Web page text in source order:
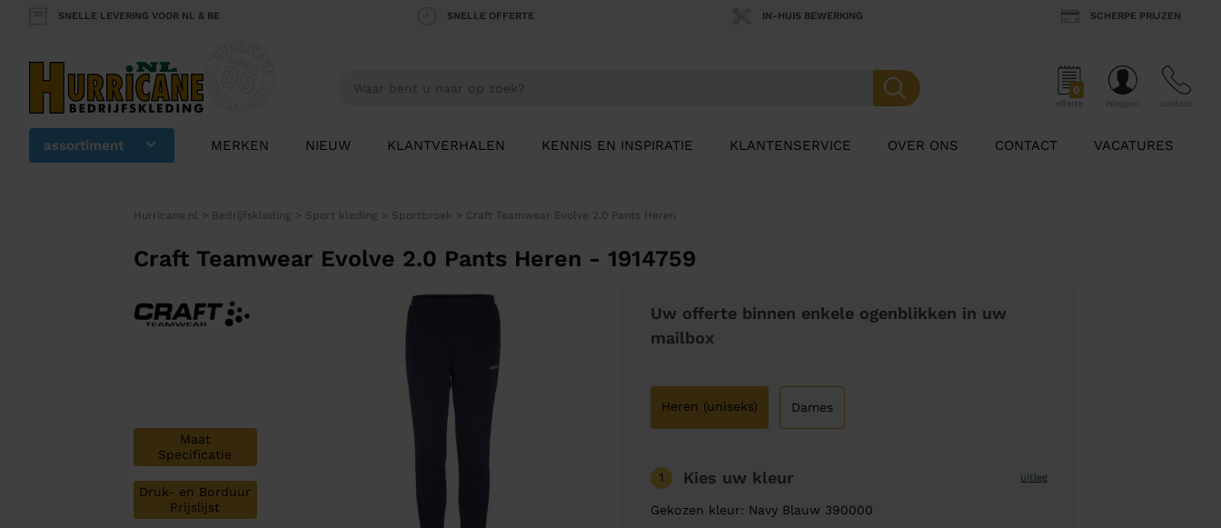
SNELLE LEVERING VOOR NL & BE SNELLE OFFERTE IN-HUIS BEWERKING SCHERPE PRIJZEN
0
offerte inloggen contact
assortiment MERKEN NIEUW KLANTVERHALEN KENNIS EN INSPIRATIE KLANTENSERVICE OVER ONS CONTACT VACATURES
Hurricane.nl > Bedrijfskleding > Sport kleding > Sportbroek > Craft Teamwear Evolve 2.0 Pants Heren
Craft Teamwear Evolve 2.0 Pants Heren - 1914759
Maat
Specificatie
Druk- en Borduur
Prijslijst
Uw offerte binnen enkele ogenblikken in uw
mailbox
Heren (uniseks) Dames
1 Kies uw kleur uitleg
Gekozen kleur: Navy Blauw 390000